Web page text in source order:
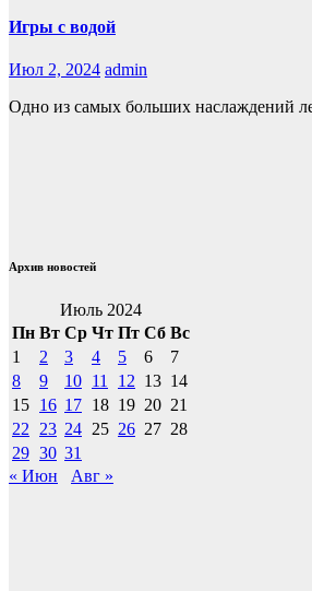
Игры с водой
Июл 2, 2024 admin
Одно из самых больших наслаждений
Архив новостей
Июль 2024
Пн Вт Ср Чт Пт Сб Вс
1
2 3 4 5 6
7
8
9 10 11 12 13 14
15 16 17 18 19 20 21
22 23 24 25 26 27 28
29 30 31
« Июн
Авг »